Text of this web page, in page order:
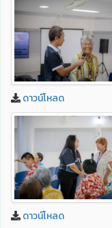
ดาวน์โหลด
ดาวน์โหลด